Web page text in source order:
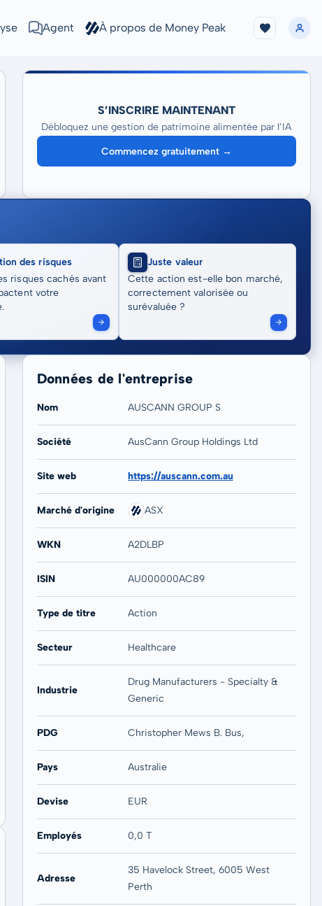
Agent À propos de Money Peak
S’INSCRIRE MAINTENANT
Débloquez une gestion de patrimoine alimentée par l’IA
Commencez gratuitement →
des risques
risques cachés avant
votre
Juste valeur
Cette action est-elle bon marché,
correctement valorisée ou
surévaluée ?
-
Données de l'entreprise
Nom AUSCANN GROUP S
Société AusCann Group Holdings Ltd
Site web https://auscann.com.au
Marché d'origine ASX
WKN A2DLBP
ISIN AU000000AC89
Type de titre Action
Secteur Healthcare
Industrie
Drug Manufacturers - Specialty &
Generic
PDG Christopher Mews B. Bus,
Pays Australie
Devise EUR
Employés 0,0 T
Adresse
35 Havelock Street, 6005 West
Perth